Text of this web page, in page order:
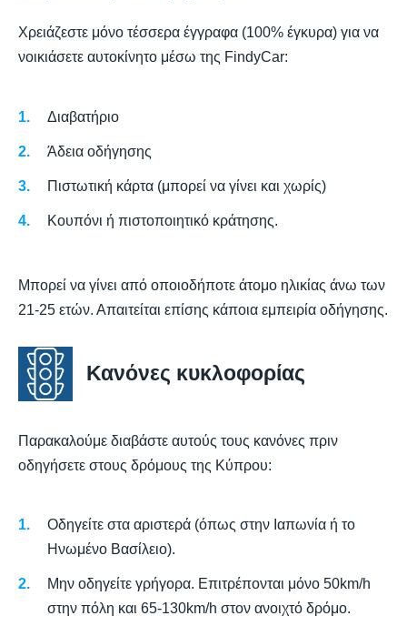
Χρειάζεστε μόνο τέσσερα έγγραφα (100% έγκυρα) για να
νοικιάσετε αυτοκίνητο μέσω της FindyCar:
Διαβατήριο
Άδεια οδήγησης
Πιστωτική κάρτα (μπορεί να γίνει και χωρίς)
Κουπόνι ή πιστοποιητικό κράτησης.
Μπορεί να γίνει από οποιοδήποτε άτομο ηλικίας άνω των
21-25 ετών. Απαιτείται επίσης κάποια εμπειρία οδήγησης.
Κανόνες κυκλοφορίας
Παρακαλούμε διαβάστε αυτούς τους κανόνες πριν
οδηγήσετε στους δρόμους της Κύπρου:
Οδηγείτε στα αριστερά (όπως στην Ιαπωνία ή το
Ηνωμένο Βασίλειο).
Μην οδηγείτε γρήγορα. Επιτρέπονται μόνο 50km/h
στην πόλη και 65-130km/h στον ανοιχτό δρόμο.